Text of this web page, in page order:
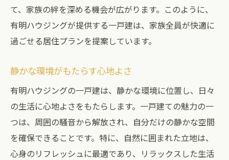
て、家族の絆を深める機会が広がります。このように、
有明ハウジングが提供する一戸建は、家族全員が快適に
過ごせる居住プランを提案しています。
静かな環境がもたらす心地よさ
有明ハウジングの一戸建は、静かな環境に位置し、日々
の生活に心地よさをもたらします。一戸建ての魅力の一
つは、周囲の騒音から解放され、自分だけの静かな空間
を確保できることです。特に、自然に囲まれた立地は、
心身のリフレッシュに最適であり、リラックスした生活